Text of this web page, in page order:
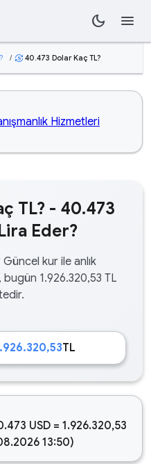
dark_mode menu
/ currency_exchange 40.473 Dolar Kaç TL?
TL? - 40.473
Eder?
kur ile anlık
1.926.320,53 TL
TL
USD = 1.926.320,53
13:50)